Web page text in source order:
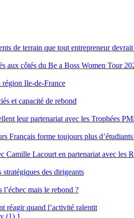
de terrain que tout entrepreneur
aux côtés du Be a Boss Women Tour
région Ile-de-France
et capacité de rebond
leur partenariat avec les Trophées
Français forme toujours plus
Camille Lacourt en partenariat avec les
des dirigeants
l’échec mais le rebond ?
réagir quand l’activité ralentit